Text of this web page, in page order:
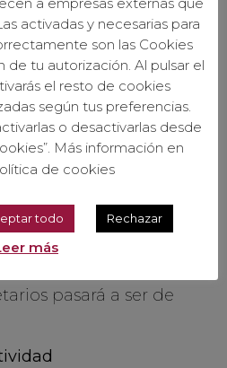
se incrementará en la
de cotización en un
progresivo durante
de cotización aplicados a
para las contingencias
contingencias
por formación profesional
su nueva cuota
a 293,94 euros;
pasará a ser de
activadas y necesarias para
son las Cookies
de tu autorización. Al pulsar el
el resto de cookies
según tus preferencias.
o desactivarlas desde
Más información en
de cookies
todo Rechazar
más